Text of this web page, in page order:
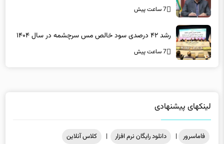
7 ساعت پیش
فاماسرور | دانلود رایگان نرم افزار